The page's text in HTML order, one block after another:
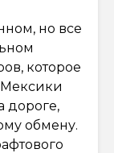
но все
которое
дороге,
обмену.